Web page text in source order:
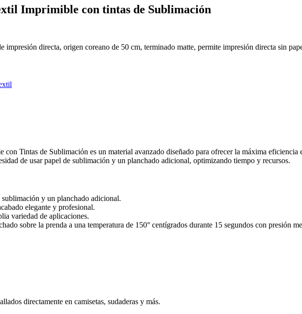
Imprimible con tintas de Sublimación
directa, origen coreano de 50 cm, terminado matte, permite impresión directa sin
Tintas de Sublimación es un material avanzado diseñado para ofrecer la máxima eficiencia
de usar papel de sublimación y un planchado adicional, optimizando tiempo y recursos.
y un planchado adicional.
elegante y profesional.
variedad de aplicaciones.
sobre la prenda a una temperatura de 150° centígrados durante 15 segundos con presión
directamente en camisetas, sudaderas y más.